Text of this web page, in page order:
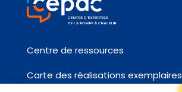
Centre de ressources
Carte des réalisations exemplaires